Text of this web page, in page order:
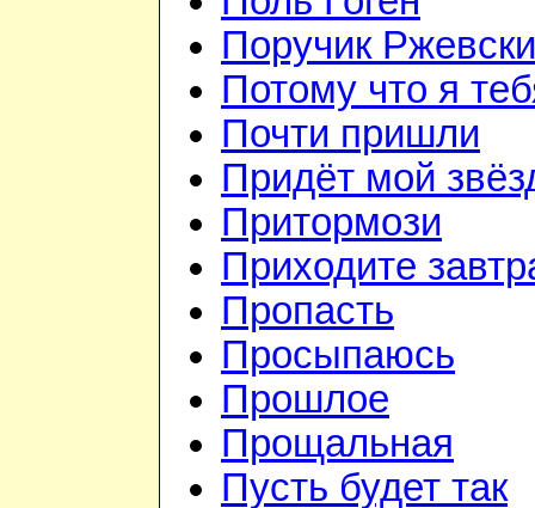
Поручик
Потому что я
Почти пришли
Придёт мой
Притормози
Приходите
Пропасть
Просыпаюсь
Прошлое
Прощальная
Пусть будет так